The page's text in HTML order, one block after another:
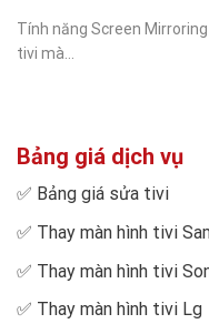
Tính năng Screen
tivi mà...
Bảng giá dịch vụ
✅ Bảng giá sửa tivi
✅ Thay màn hình tivi
✅ Thay màn hình tivi
✅ Thay màn hình tivi Lg